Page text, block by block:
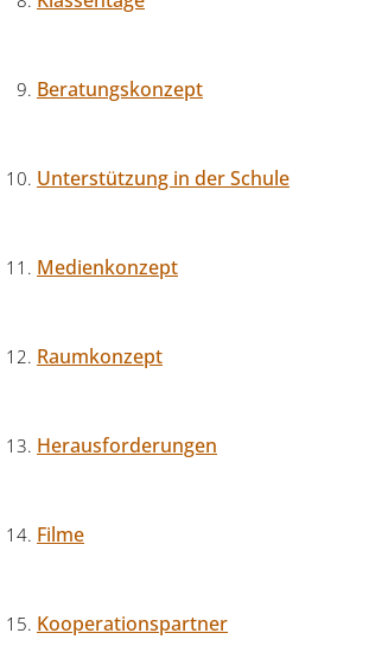
Beratungskonzept
Unterstützung in der Schule
Medienkonzept
Raumkonzept
Herausforderungen
Filme
Kooperationspartner